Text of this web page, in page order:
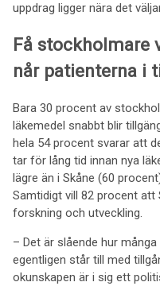
uppdrag ligger nära det
Få stockholmare
når patienterna i
Bara 30 procent av
läkemedel snabbt blir
hela 54 procent svarar att
tar för lång tid innan nya
lägre än i Skåne (60
Samtidigt vill 82 procent att
forskning och utveckling.
– Det är slående hur
egentligen står till med
okunskapen är i sig ett